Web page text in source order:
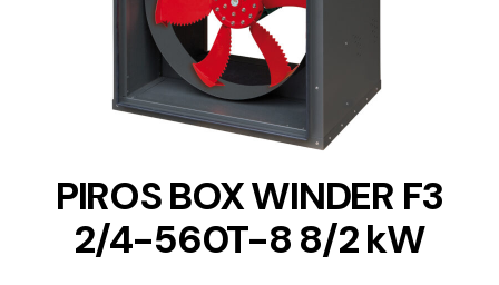
DETAILS
PIROS BOX WINDER F3
2/4-560T-8 8/2 kW